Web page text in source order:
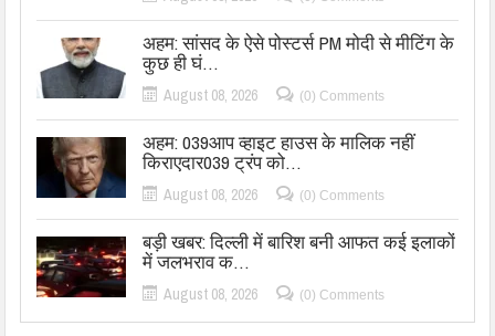
अहम: सांसद के ऐसे पोस्टर्स PM मोदी से मीटिंग के
कुछ ही घं…
August 08, 2026 (0) Comments
अहम: 039आप व्हाइट हाउस के मालिक नहीं
किराएदार039 ट्रंप को…
August 08, 2026 (0) Comments
बड़ी खबर: दिल्ली में बारिश बनी आफत कई इलाकों
में जलभराव क…
August 08, 2026 (0) Comments